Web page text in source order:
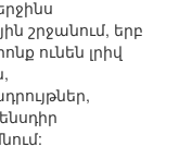
շրջանում, երբ
ունեն լրիվ